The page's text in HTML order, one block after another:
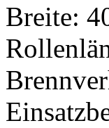
Breite: